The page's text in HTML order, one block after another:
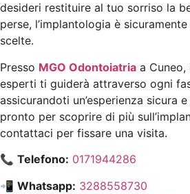
desideri restituire al tuo sorriso la
perse, l’implantologia è
scelte.
Presso MGO Odontoiatria a
esperti ti guiderà attraverso ogni
assicurandoti un’esperienza sicura
pronto per scoprire di più
contattaci per fissare una visita.
📞 Telefono: 0171944286
📲 Whatsapp: 3288558730